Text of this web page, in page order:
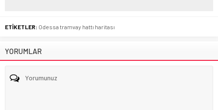
ETİKETLER: Odessa tramvay hattı haritası
YORUMLAR